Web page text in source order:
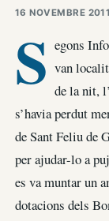
16 NOVEMBRE
S egons
van
de la nit,
s’havia perdut
de Sant Feliu de
per ajudar-lo a
es va muntar un
dotacions dels